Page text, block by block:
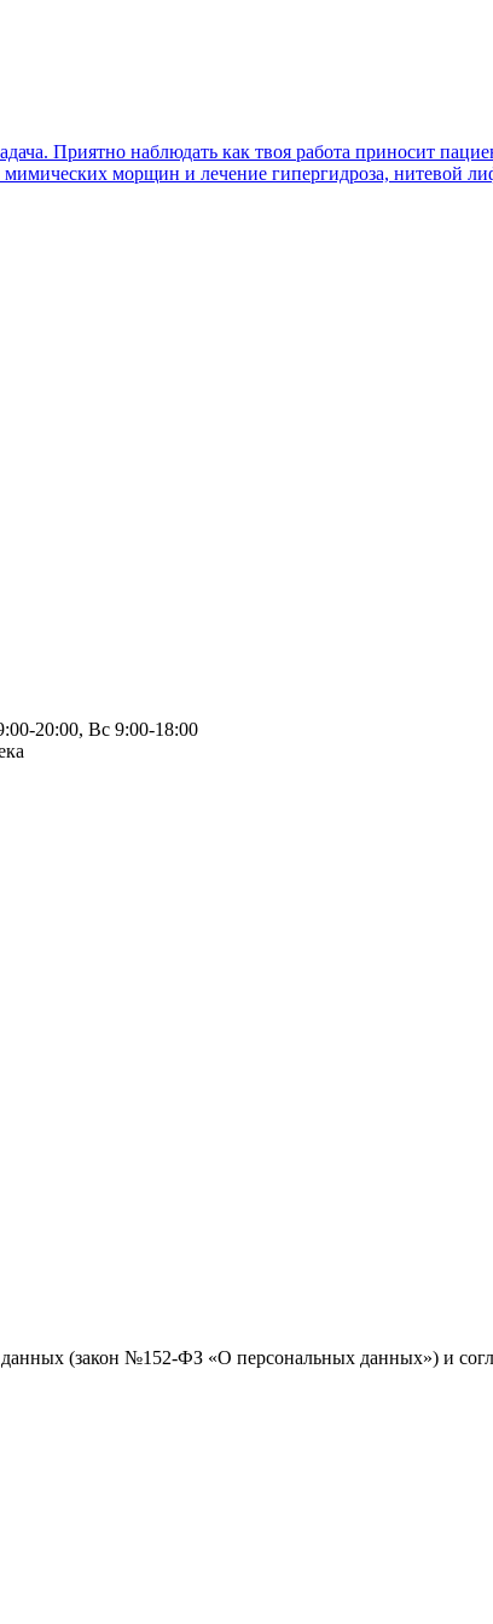
Приятно наблюдать как твоя работа приносит
морщин и лечение гипергидроза, нитевой
20:00, Вс 9:00-18:00
(закон №152-ФЗ «О персональных данных») и